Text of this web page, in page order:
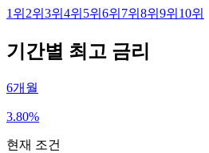
1 위 2위 3위 4위 5위 6위 7위 8위 9위 10위
기간별 최고 금리
6개월
3.80%
현재 조건